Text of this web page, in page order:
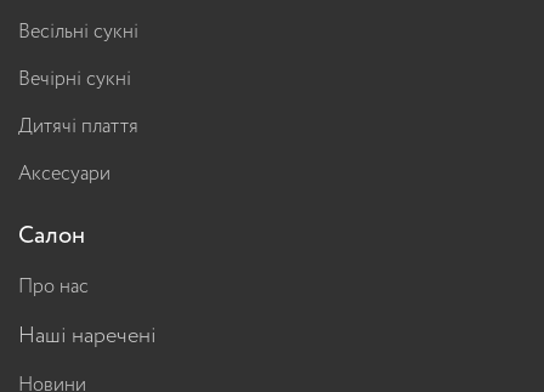
Весільні сукні
Вечірні сукні
Дитячі плаття
Аксесуари
Салон
Про нас
Наші наречені
Новини